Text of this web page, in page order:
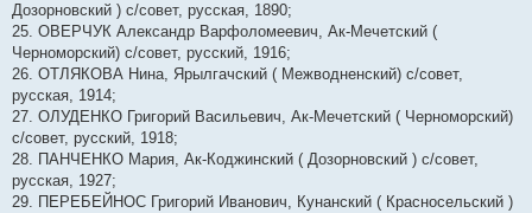
Дозорновский ) с/совет, русская, 1890;
25. ОВЕРЧУК Александр Варфоломеевич, Ак-Мечетский (
Черноморский) с/совет, русский, 1916;
26. ОТЛЯКОВА Нина, Ярылгачский ( Межводненский) с/совет,
русская, 1914;
27. ОЛУДЕНКО Григорий Васильевич, Ак-Мечетский ( Черноморский)
с/совет, русский, 1918;
28. ПАНЧЕНКО Мария, Ак-Коджинский ( Дозорновский ) с/совет,
русская, 1927;
29. ПЕРЕБЕЙНОС Григорий Иванович, Кунанский ( Красносельский )